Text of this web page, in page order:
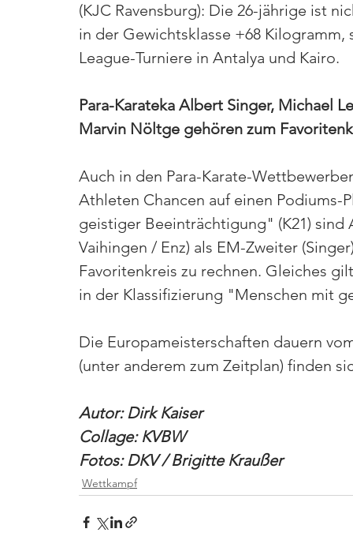
(KJC Ravensburg): Die 26-jährige ist
in der Gewichtsklasse +68
League-Turniere in Antalya und Kairo.
Para-Karateka Albert Singer, Michael
Marvin Nöltge gehören zum
Auch in den Para-Karate-
Athleten Chancen auf einen
geistiger Beeinträchtigung" (K21)
Vaihingen / Enz) als EM-Zweiter
Favoritenkreis zu rechnen. Gleiches
in der Klassifizierung "Menschen mit
Die Europameisterschaften dauern
(unter anderem zum Zeitplan) finden
Autor: Dirk Kaiser
Collage: KVBW
Fotos: DKV / Brigitte Kraußer
Wettkampf